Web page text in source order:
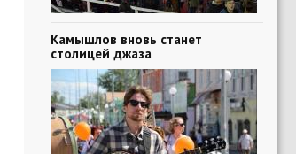
Камышлов вновь станет
столицей джаза